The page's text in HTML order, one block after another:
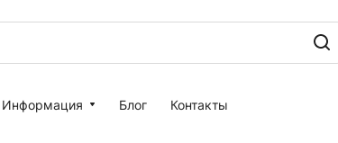
Информация Блог Контакты